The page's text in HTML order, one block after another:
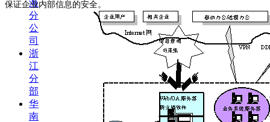
海
分
公
司
浙
江
分
部
华
南
保证企业内部信息的安全。